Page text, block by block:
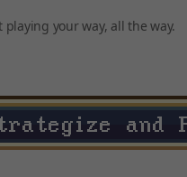
your way, all the way.